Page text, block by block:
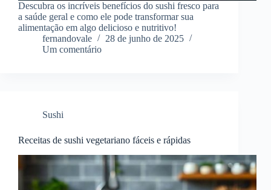
Descubra os incríveis benefícios do sushi fresco para
a saúde geral e como ele pode transformar sua
alimentação em algo delicioso e nutritivo!
fernandovale
28 de junho de 2025
Um comentário
Sushi
Receitas de sushi vegetariano fáceis e rápidas